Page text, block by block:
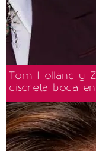
Tom Holland y
discreta boda